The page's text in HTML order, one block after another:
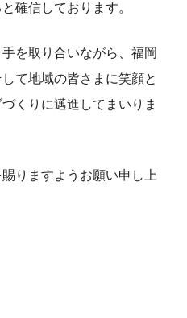
確信しております。
を取り合いながら、福岡
て地域の皆さまに笑顔と
くりに邁進してまいりま
りますようお願い申し上